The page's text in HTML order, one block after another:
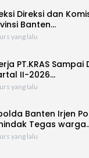
Direksi dan
Banten…
yang lalu
PT.KRAS
II-2026…
yang lalu
Banten Irjen
Tegas
yang lalu